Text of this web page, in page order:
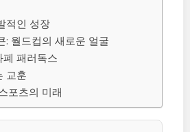
적인 성장
: 월드컵의 새로운 얼굴
패러독스
교훈
포츠의 미래